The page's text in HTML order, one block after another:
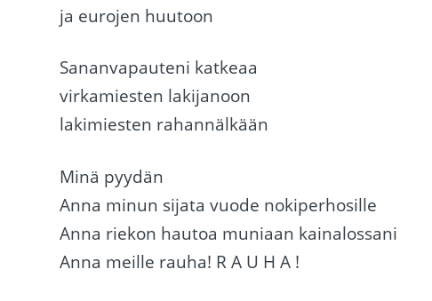
ja eurojen huutoon
Sananvapauteni katkeaa
virkamiesten lakijanoon
lakimiesten rahannälkään
Minä pyydän
Anna minun sijata vuode nokiperhosille
Anna riekon hautoa muniaan kainalossani
Anna meille rauha! R A U H A !